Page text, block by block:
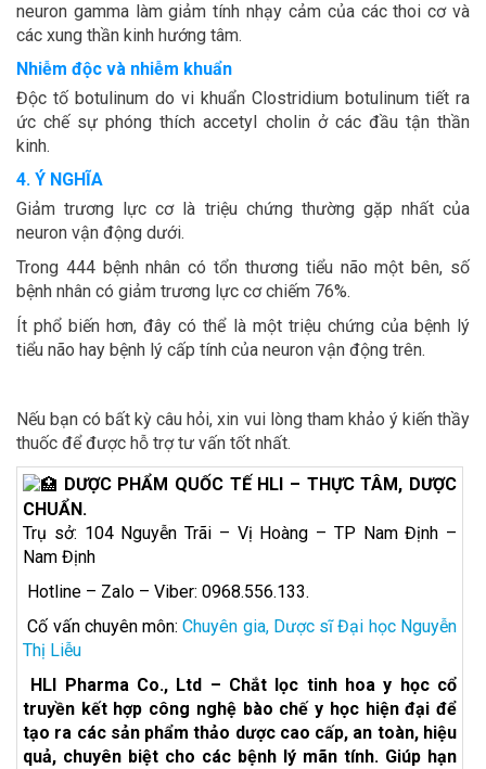
neuron gamma làm giảm tính nhạy cảm của các thoi cơ và
các xung thần kinh hướng tâm.
Nhiễm độc và nhiễm khuẩn
Độc tố botulinum do vi khuẩn Clostridium botulinum tiết ra
ức chế sự phóng thích accetyl cholin ở các đầu tận thần
kinh.
4. Ý NGHĨA
Giảm trương lực cơ là triệu chứng thường gặp nhất của
neuron vận động dưới.
Trong 444 bệnh nhân có tổn thương tiểu não một bên, số
bệnh nhân có giảm trương lực cơ chiếm 76%.
Ít phổ biến hơn, đây có thể là một triệu chứng của bệnh lý
tiểu não hay bệnh lý cấp tính của neuron vận động trên.
Nếu bạn có bất kỳ câu hỏi, xin vui lòng tham khảo ý kiến thầy
thuốc để được hỗ trợ tư vấn tốt nhất.
DƯỢC PHẨM QUỐC TẾ HLI – THỰC TÂM, DƯỢC
CHUẨN.
Trụ sở: 104 Nguyễn Trãi – Vị Hoàng – TP Nam Định –
Nam Định
Hotline – Zalo – Viber: 0968.556.133.
Cố vấn chuyên môn:Chuyên gia, Dược sĩ Đại học Nguyễn
Thị Liễu
HLI Pharma Co., Ltd – Chắt lọc tinh hoa y học cổ
truyền kết hợp công nghệ bào chế y học hiện đại để
tạo ra các sản phẩm thảo dược cao cấp, an toàn, hiệu
quả, chuyên biệt cho các bệnh lý mãn tính. Giúp hạn